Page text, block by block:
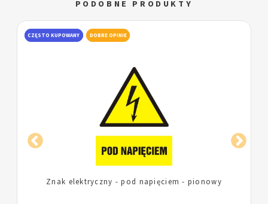
PODOBNE PRODUKTY
CZĘSTO KUPOWANY DOBRE OPINIE
Znak elektryczny - pod napięciem - pionowy